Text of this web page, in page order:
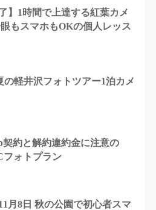
】1時間で上達する紅葉カメ
もスマホもOKの個人レッス
の軽井沢フォトツアー1泊カメ
契約と解約違約金に注意の
フォトプラン
月8日 秋の公園で初心者スマ